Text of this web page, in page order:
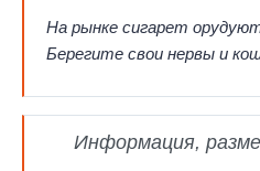
На рынке сигарет
Берегите свои нервы и
Информация,